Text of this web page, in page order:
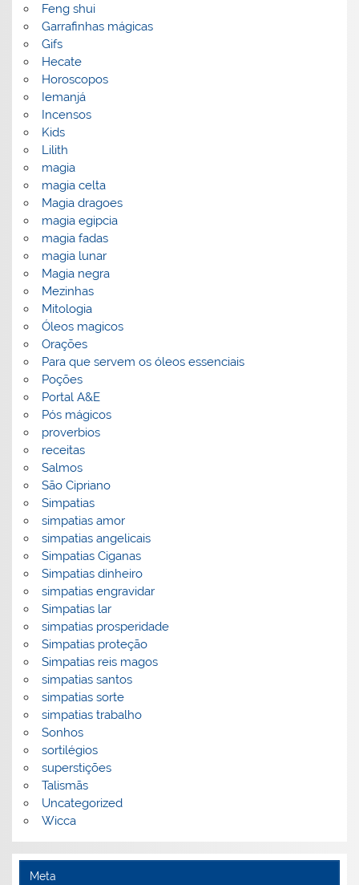
Feng shui
Garrafinhas mágicas
Gifs
Hecate
Horoscopos
Iemanjá
Incensos
Kids
Lilith
magia
magia celta
Magia dragoes
magia egipcia
magia fadas
magia lunar
Magia negra
Mezinhas
Mitologia
Óleos magicos
Orações
Para que servem os óleos essenciais
Poções
Portal A&E
Pós mágicos
proverbios
receitas
Salmos
São Cipriano
Simpatias
simpatias amor
simpatias angelicais
Simpatias Ciganas
Simpatias dinheiro
simpatias engravidar
Simpatias lar
simpatias prosperidade
Simpatias proteção
Simpatias reis magos
simpatias santos
simpatias sorte
simpatias trabalho
Sonhos
sortilégios
superstições
Talismãs
Uncategorized
Wicca
Meta